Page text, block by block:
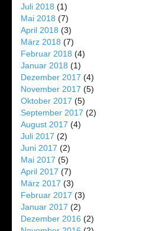
Juli 2018 (1)
Mai 2018 (7)
April 2018 (3)
März 2018 (7)
Februar 2018 (4)
Januar 2018 (1)
Dezember 2017 (4)
November 2017 (5)
Oktober 2017 (5)
September 2017 (2)
August 2017 (4)
Juli 2017 (2)
Juni 2017 (2)
Mai 2017 (5)
April 2017 (7)
März 2017 (3)
Februar 2017 (3)
Januar 2017 (2)
Dezember 2016 (2)